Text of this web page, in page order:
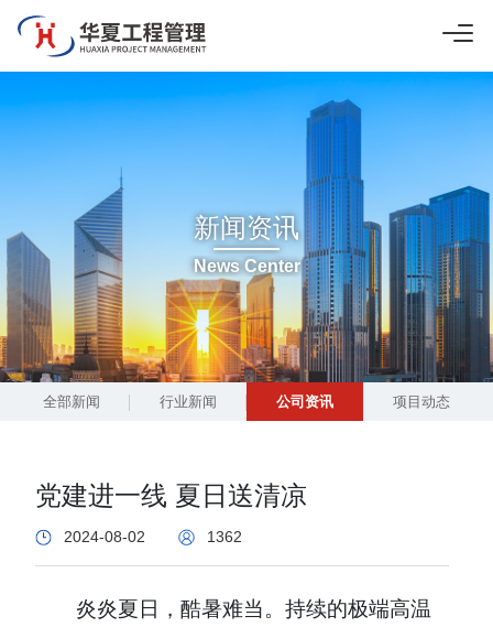
新闻资讯
News Center
全部新闻 行业新闻 公司资讯 项目动态
党建进一线 夏日送清凉
2024-08-02 1362
炎炎夏日，酷暑难当。持续的极端高温